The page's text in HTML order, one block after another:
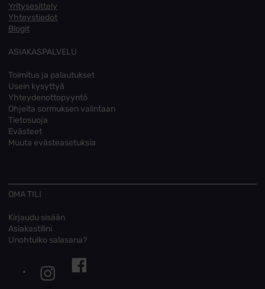
Yritysesittely
Yhteystiedot
Blogit
ASIAKASPALVELU
Toimitus ja palautukset
Usein kysyttyä
Yhteydenottopyyntö
Ohjeita sormuksen valintaan
Tietosuoja
Evästeet
Muuta evästeasetuksia
OMA TILI
Kirjaudu sisään
Asiakastilini
Unohtuiko salasana?